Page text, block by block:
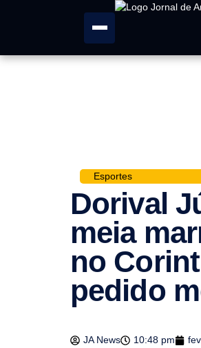
Esportes
Dorival
meia
no
pedido
JA News 10:48 pm